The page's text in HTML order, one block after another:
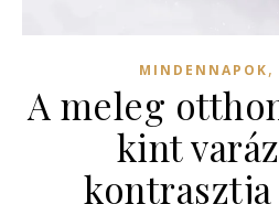
MINDENNAPOK,
A meleg
kint